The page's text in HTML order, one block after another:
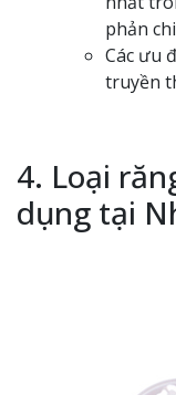
phản
Các ưu
truyền
4. Loại
dụng tại